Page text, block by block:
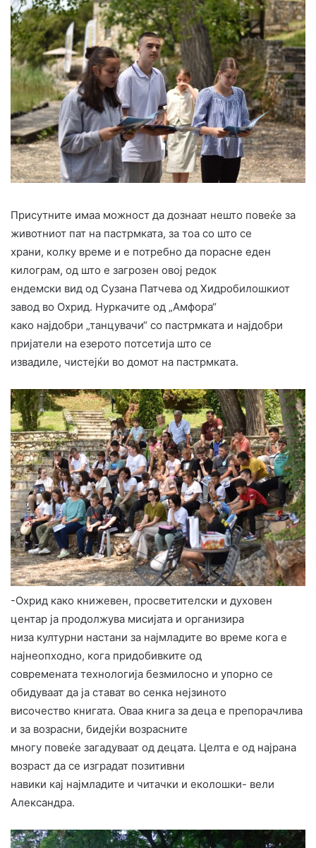
Присутните имаа можност да дознаат нешто повеќе за
животниот пат на пастрмката, за тоа со што се
храни, колку време и е потребно да порасне еден
килограм, од што е загрозен овој редок
ендемски вид од Сузана Патчева од Хидробилошкиот
завод во Охрид. Нуркачите од „Амфора“
како најдобри „танцувачи“ со пастрмката и најдобри
пријатели на езерото потсетија што се
извадиле, чистејќи во домот на пастрмката.
-Охрид како книжевен, просветителски и духовен
центар ја продолжува мисијата и организира
низа културни настани за најмладите во време кога е
најнеопходно, кога придобивките од
современата технологија безмилосно и упорно се
обидуваат да ја стават во сенка нејзиното
височество книгата. Оваа книга за деца е препорачлива
и за возрасни, бидејќи возрасните
многу повеќе загадуваат од децата. Целта е од најрана
возраст да се изградат позитивни
навики кај најмладите и читачки и еколошки- вели
Александра.